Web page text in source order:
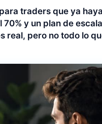
traders que ya
y un plan de
real, pero no todo lo